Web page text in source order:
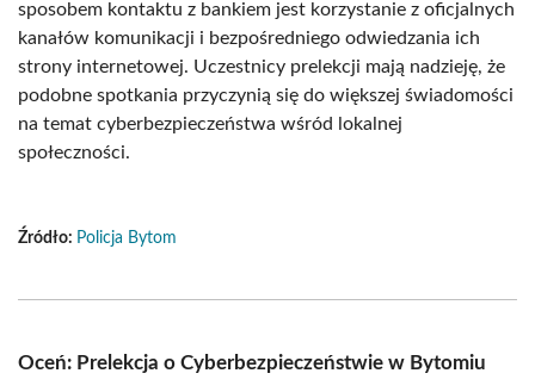
sposobem kontaktu z bankiem jest korzystanie z oficjalnych
kanałów komunikacji i bezpośredniego odwiedzania ich
strony internetowej. Uczestnicy prelekcji mają nadzieję, że
podobne spotkania przyczynią się do większej świadomości
na temat cyberbezpieczeństwa wśród lokalnej
społeczności.
Źródło: Policja Bytom
Oceń: Prelekcja o Cyberbezpieczeństwie w Bytomiu